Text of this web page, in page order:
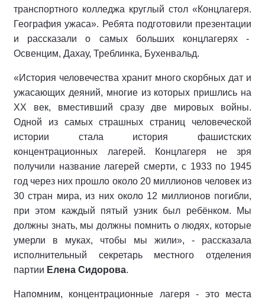
транспортного колледжа круглый стол «Концлагеря.
География ужаса». Ребята подготовили презентации
и рассказали о самых больших концлагерях -
Освенцим, Дахау, Треблинка, Бухенвальд.
«История человечества хранит много скорбных дат и
ужасающих деяний, многие из которых пришлись на
XX век, вместивший сразу две мировых войны.
Одной из самых страшных страниц человеческой
истории стала история фашистских
концентрационных лагерей. Концлагеря не зря
получили название лагерей смерти, с 1933 по 1945
год через них прошло около 20 миллионов человек из
30 стран мира, из них около 12 миллионов погибли,
при этом каждый пятый узник был ребёнком. Мы
должны знать, мы должны помнить о людях, которые
умерли в муках, чтобы мы жили», - рассказала
исполнительный секретарь местного отделения
партии Елена Сидорова.
Напомним, концентрационные лагеря - это места